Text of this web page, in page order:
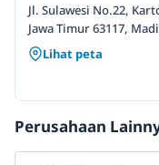
Jl. Sulawesi No.22,
Jawa Timur 63117,
Lihat peta
Perusahaan